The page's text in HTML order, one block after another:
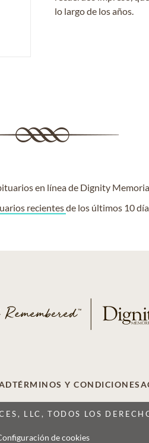
lo largo de los años.
en línea de Dignity
recientesde los últimos 10
TÉRMINOS Y CONDICIONES
LLC, TODOS LOS
de cookies